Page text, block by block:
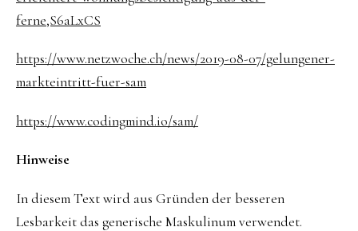
ferne,S6aLxCS
https://www.netzwoche.ch/news/2019-08-07/gelungener-
markteintritt-fuer-sam
https://www.codingmind.io/sam/
Hinweise
In diesem Text wird aus Gründen der besseren
Lesbarkeit das generische Maskulinum verwendet.